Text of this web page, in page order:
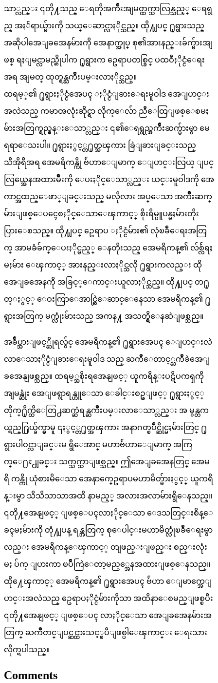
သာ္လည္း ၎တို႔သည္ ေရတိုအက်ိဳးအျမတ္ထက္သာလြန္သည့္ ေရရွ
ည္ အႏၲရာယ္မ်ားကို သယ္ေဆာင္လာႏိုင္သည္။ ထို႔ျပင္ ႐ုရွားသည္
အဆိုပါအေျခအေနမ်ားကို အေနာက္အုပ္ စု၏အားနည္းခ်က္မ်ားအျ
ဖစ္ ရႈျမင္လာမည္ဆိုပါက ႐ုရွားက ဥေရာပတစ္ခြင္ ပထဝီႏိုင္ငံေရး
အရ အျမတ္ ထုတ္ရန္ႀကိဳးပမ္းလာႏိုင္သည္။
ထရမ့္၏ ႐ုရွားႏိုင္ငံအေပၚ ႏိုင္ငံျခားေရးမူဝါဒ အေျပာင္း
အလဲသည္ ကမာၻလုံးဆိုင္ရာ လိုက္ေလ်ာ ညီေထြျဖစ္ေစမႈ
မ်ားအတြက္ရည္မွန္းေသာ္လည္း ၎၏ေရရွည္အက်ိဳးဆက္မ်ားမွာ မေ
ရရာေသးပါ။ ႐ုရွားႏွင့္တ႐ုတ္အၾကား ခြဲျခားျခင္းသည္
သီအိုရီအရ အေမရိကန္ကို ဗ်ဴဟာေျမာက္ ေျပာင္းလြယ္ ျပင္
လြယ္အေနအထားမ်ိဳးကို ေပးႏိုင္ေသာ္လည္း ယင္းမူဝါဒကို အေ
ကာင္အထည္ေဖာ္ျခင္းသည္ မလိုလား အပ္ေသာ အက်ိဳးဆက္
မ်ားျဖစ္ေပၚေစႏိုင္ေသာေၾကာင့္ စိုးရိမ္ပူပန္မႈမ်ားတိုး
ပြားေစသည္။ ထို႔ျပင္ ဥေရာပ ႏိုင္ငံမ်ား၏ လုံၿခဳံေရးအတြ
က္ အာမခံခ်က္ေပးႏိုင္မည့္ ေနတိုးသည္ အေမရိကန္၏ လ်စ္လ်ဴရႈ
မႈမ်ား ေၾကာင့္ အားနည္းလာႏိုင္သလို ႐ုရွားကလည္း ထို
အေျခအေနကို အခြင့္ေကာင္းယူလာႏိုင္သည္။ ထို႔ျပင္ တ႐ု
တ္ႏွင့္ ေဝးကြာေအာင္ဆြဲေဆာင္ေနေသာ အေမရိကန္၏ ႐ု
ရွားအတြက္ မက္လုံးမ်ားသည္ အကန႔္ အသတ္ရွိေနဆဲျဖစ္သည္။
အခ်ဳပ္အားျဖင့္ဆိုရလွ်င္ အေမရိကန္၏ ႐ုရွားအေပၚ ေျပာင္းလဲ
လာေသာႏိုင္ငံျခားေရးမူဝါဒ သည္ ႀကဳံေတာင့္ႀကဳံခဲအေျ
ခအေနျဖစ္သည္။ ထရမ့္အစိုးရအေနျဖင့္ ယူကရိန္းပဋိပကၡကို
အျမန္ဆုံး အေျဖရွာရန္ဟူေသာ ေခါင္းစဥ္ျဖင့္ ႐ုရွားႏွင့္
တိုက္႐ိုက္ထိေတြ႕ဆက္ဆံရန္ႀကိဳးပမ္းလာေသာ္လည္း အ မွန္တက
ယ္ရည္႐ြယ္ခ်က္မွာမူ ၎ႏွင့္တ႐ုတ္အၾကား အနာဂတ္ၿပိဳင္ဆိုင္မႈမ်ားတြင္ ႐ု
ရွားပါဝင္လာျခင္းမ ရွိေအာင္ မဟာဗ်ဴဟာေျမာက္ အကြ
က္ေ႐ႊ႕ျခင္း သက္သက္သာျဖစ္သည္။ ဤအေျခအေနတြင္ အေမ
ရိ ကန္ကို ယုံစားမိေသာ အေနာက္ဥေရာပမဟာမိတ္မ်ားႏွင့္ ယူကရိ
န္းမွာ သိသိသာသာအထိ နာမည့္ အလားအလာမ်ားရွိေနသည္။
၎တို႔အေနျဖင့္ ျဖစ္ေပၚလာႏိုင္ေသာ ေဒသတြင္းစိန္ေ
ခၚမႈမ်ားကို တုံ႔ျပန္ ရန္အတြက္ စုေပါင္းမဟာမိတ္လုံၿခဳံေရးမွာ
လည္း အေမရိကန္ေၾကာင့္ တျဖည္းျဖည္း စည္းလုံး
မႈ ပ်က္ ျပားကာ ၿပိဳကြဲေတာ့မည့္အေနအထားျဖစ္ေနသည္။
ထို႔ေၾကာင့္ အေမရိကန္၏ ႐ုရွားအေပၚ ဗ်ဴဟာ ေျမာက္အေျ
ပာင္းအလဲသည္ ဥေရာပႏိုင္ငံမ်ားကိုသာ အထိနာေစမည္ျဖစ္ၿပီး
၎တို႔အေနျဖင့္ ျဖစ္ေပၚ လာႏိုင္ေသာ အေျခအေနမ်ားအ
တြက္ ႀကိဳတင္ျပင္ဆင္ထားသင့္ၿပီျဖစ္ပါေၾကာင္း ေရးသား
လိုက္ရပါသည္။
Comments